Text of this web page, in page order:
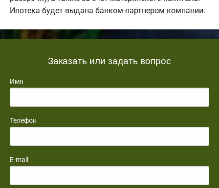
Ипотека будет выдана банком-партнером компании.
Заказать или задать вопрос
Имя
Телефон
E-mail